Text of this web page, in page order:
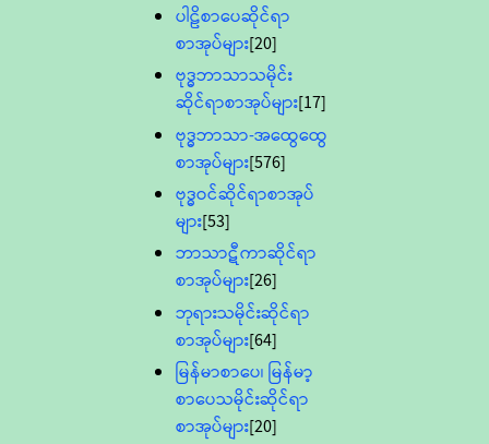
ပါဠိစာပေဆိုင်ရာ
စာအုပ်များ[20]
ဗုဒ္ဓဘာသာသမိုင်း
ဆိုင်ရာစာအုပ်များ[17]
ဗုဒ္ဓဘာသာ-အထွေထွေ
စာအုပ်များ[576]
ဗုဒ္ဓဝင်ဆိုင်ရာစာအုပ်
များ[53]
ဘာသာဋီကာဆိုင်ရာ
စာအုပ်များ[26]
ဘုရားသမိုင်းဆိုင်ရာ
စာအုပ်များ[64]
မြန်မာစာပေ၊ မြန်မာ့
စာပေသမိုင်းဆိုင်ရာ
စာအုပ်များ[20]